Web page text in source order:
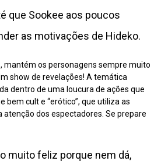
que Sookee aos poucos
as motivações de Hideko.
mantém os personagens sempre muito
show de revelações! A temática
dentro de uma loucura de ações que
bem cult e “erótico”, que utiliza as
atenção dos espectadores. Se prepare
muito feliz porque nem dá,